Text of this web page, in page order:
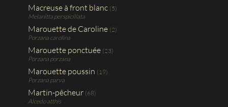
Macreuse à front blanc (5)
Melanitta perspicillata
Marouette de Caroline (2)
Porzana carolina
Marouette ponctuée (23)
Porzana porzana
Marouette poussin (19)
Porzana parva
Martin-pêcheur (68)
Alcedo atthis